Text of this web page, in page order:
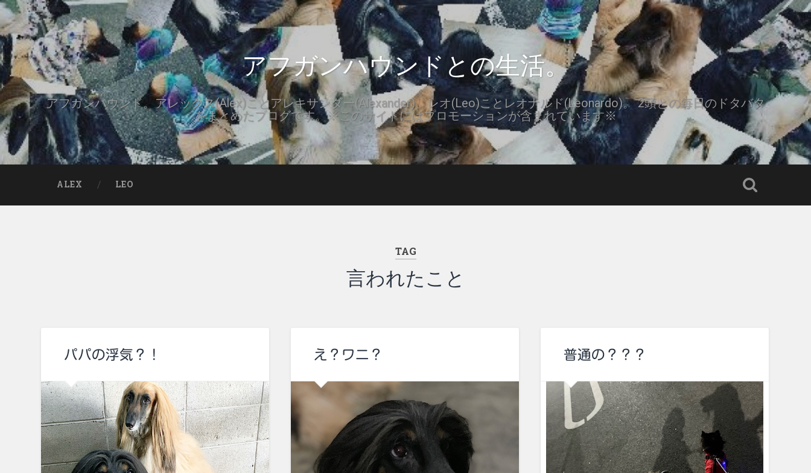
アフガンハウンドとの生活。
アフガンハウンド。アレックス(Alex)ことアレキサンダー(Alexander)、レオ(Leo)ことレオナルド(Leonardo)。 2頭との毎日のドタバタ
をまとめたブログです。※このサイトにはプロモーションが含まれています※
ALEX LEO
TAG
言われたこと
パパの浮気？！ え？ワニ？ 普通の？？？